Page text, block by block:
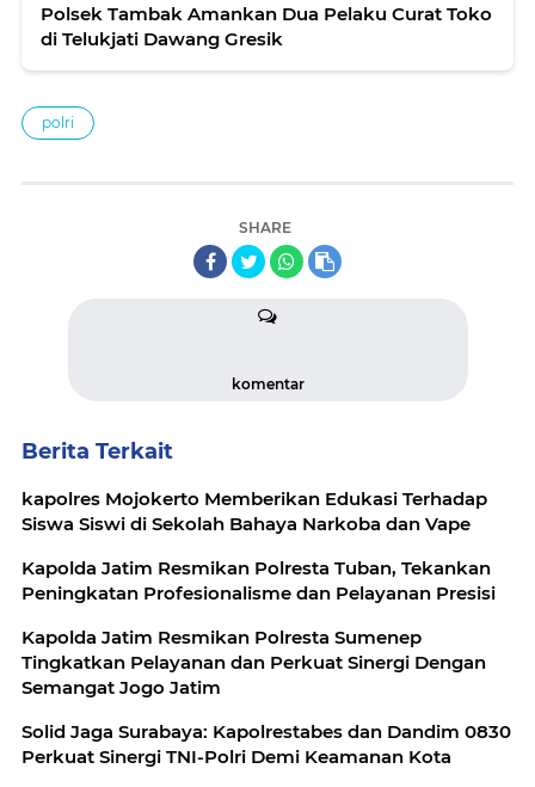
Polsek Tambak Amankan Dua Pelaku Curat Toko
di Telukjati Dawang Gresik
polri
SHARE
komentar
Berita Terkait
kapolres Mojokerto Memberikan Edukasi Terhadap
Siswa Siswi di Sekolah Bahaya Narkoba dan Vape
Kapolda Jatim Resmikan Polresta Tuban, Tekankan
Peningkatan Profesionalisme dan Pelayanan Presisi
Kapolda Jatim Resmikan Polresta Sumenep
Tingkatkan Pelayanan dan Perkuat Sinergi Dengan
Semangat Jogo Jatim
Solid Jaga Surabaya: Kapolrestabes dan Dandim 0830
Perkuat Sinergi TNI-Polri Demi Keamanan Kota